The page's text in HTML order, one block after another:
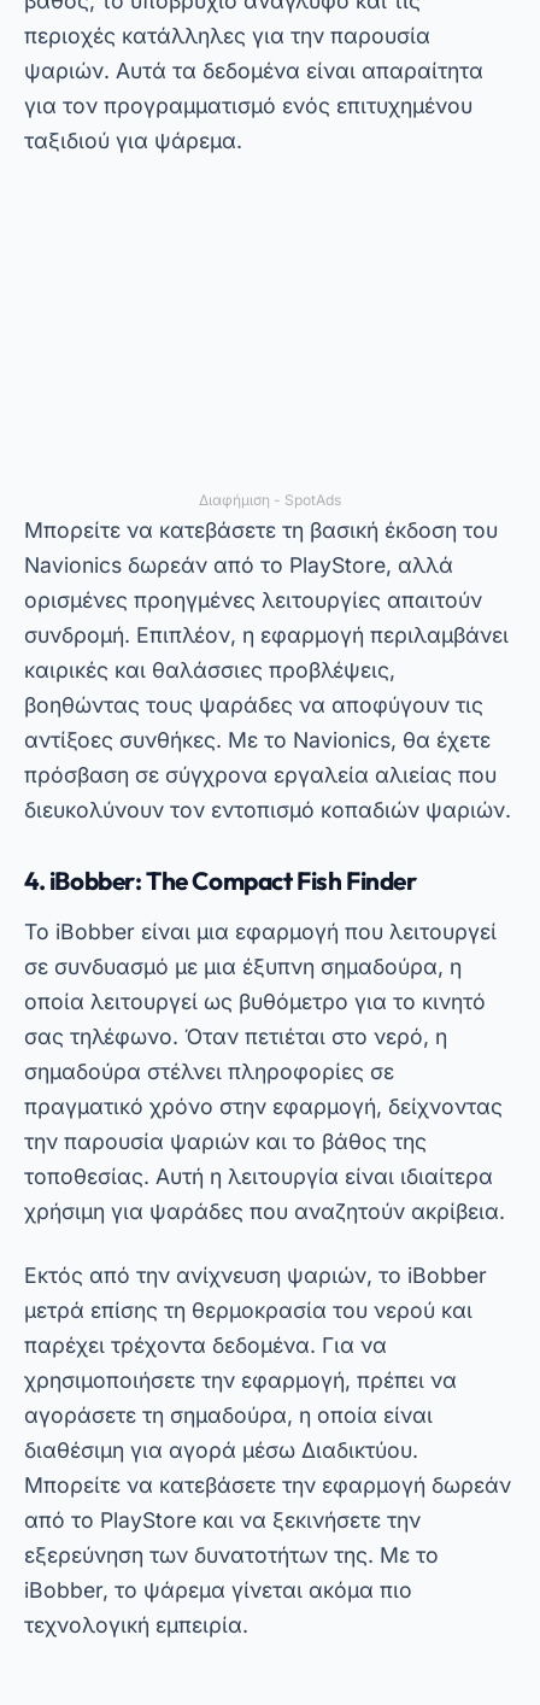
Το iBobber είναι μια εφαρμογή που λειτουργεί
σε συνδυασμό με μια έξυπνη σημαδούρα, η
οποία λειτουργεί ως βυθόμετρο για το κινητό
σας τηλέφωνο. Όταν πετιέται στο νερό, η
αγοράσετε τη σημαδούρα, η οποία είναι
διαθέσιμη για αγορά μέσω Διαδικτύου.
Μπορείτε να κατεβάσετε την εφαρμογή δωρεάν
από το PlayStore και να ξεκινήσετε την
εξερεύνηση των δυνατοτήτων της. Με το
iBobber, το ψάρεμα γίνεται ακόμα πιο
τεχνολογική εμπειρία.
Χαρακτηριστικά εφαρμογής
μοιράζονται αρκετά σημαντικά χαρακτηριστικά
που τις καθιστούν απαραίτητες για τους
σύγχρονους ψαράδες. Αυτά περιλαμβάνουν τη
χρήση GPS για ακριβή τοποθεσία, την
ενσωμάτωση με συσκευές σόναρ και τη
δυνατότητα αποθήκευσης αγαπημένων σημείων
ψαρέματος. Επιπλέον, πολλές από αυτές τις
εφαρμογές προσφέρουν επιπλέον λειτουργίες,
όπως προγνώσεις καιρού και διαδικτυακές
κοινότητες, που εμπλουτίζουν την εμπειρία του
χρήστη.
Από την άλλη πλευρά, είναι απαραίτητο να
επιλέξετε την εφαρμογή που ανταποκρίνεται
καλύτερα στις ανάγκες σας. Ορισμένα είναι πιο
προσανατολισμένα σε αρχάριους, ενώ άλλα
προσφέρουν προηγμένες δυνατότητες για
έμπειρους ψαράδες. Με αυτόν τον τρόπο,
μπορείτε να επωφεληθείτε πλήρως από αυτά τα
εργαλεία.